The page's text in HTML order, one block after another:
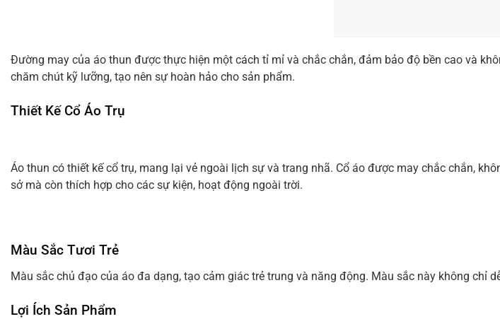
Đường may của áo thun được thực hiện một cách tỉ mỉ và chắc chắn, đảm bảo độ bền cao và
chăm chút kỹ lưỡng, tạo nên sự hoàn hảo cho sản phẩm.
Thiết Kế Cổ Áo Trụ
Áo thun có thiết kế cổ trụ, mang lại vẻ ngoài lịch sự và trang nhã. Cổ áo được may chắc chắn,
sở mà còn thích hợp cho các sự kiện, hoạt động ngoài trời.
Màu Sắc Tươi Trẻ
Màu sắc chủ đạo của áo đa dạng, tạo cảm giác trẻ trung và năng động. Màu sắc này không chỉ
Lợi Ích Sản Phẩm